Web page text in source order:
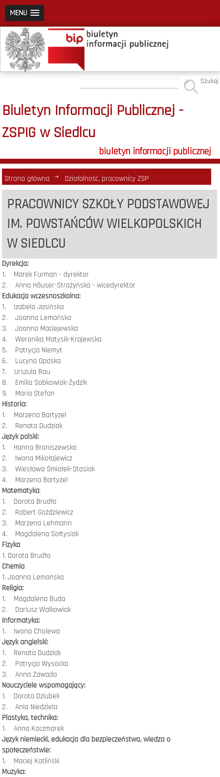
MENU
Szukaj
Biuletyn Informacji Publicznej -
ZSPIG w Siedlcu
biuletyn informacji publicznej
Strona główna Działalność, pracownicy ZSP
PRACOWNICY SZKOŁY PODSTAWOWEJ
IM. POWSTAŃCÓW WIELKOPOLSKICH
W SIEDLCU
Dyrekcja:
1. Marek Furman - dyrektor
2. Anna Häuser-Strażyńska - wicedyrektor
Edukacja wczesnoszkolna:
1. Izabela Jasińska
2. Joanna Lemańska
3. Joanna Maciejewska
4. Weronika Matysik-Krajewska
5. Patrycja Niemyt
6. Lucyna Opaska
7. Urszula Rau
8. Emilia Sobkowiak-Żydzik
9. Maria Stefan
Historia:
1. Marzena Bartyzel
2. Renata Dudziak
Język polski:
1. Hanna Broniszewska
2. Iwona Mikołajewicz
3. Wiesława Śmiałek-Stasiak
4. Marzena Bartyzel
Matematyka:
1. Dorota Brudło
2. Robert Goździewicz
3. Marzena Lehmann
4. Magdalena Sołtysiak
Fizyka
1. Dorota Brudło
Chemia
1. Joanna Lemańska
Religia:
1. Magdalena Buda
2. Dariusz Walkowiak
Informatyka:
1. Iwona Cholewa
Język angielski:
1. Renata Dudziak
2. Patrycja Wysocka
3. Anna Zawada
Nauczyciele wspomagający:
1. Dorota Dziubek
2. Ania Niedziela
Plastyka, technika:
1. Anna Kaczmarek
Język niemiecki, edukacja dla bezpieczeństwa, wiedza o
społeczeństwie:
1. Maciej Kotliński
Muzyka: